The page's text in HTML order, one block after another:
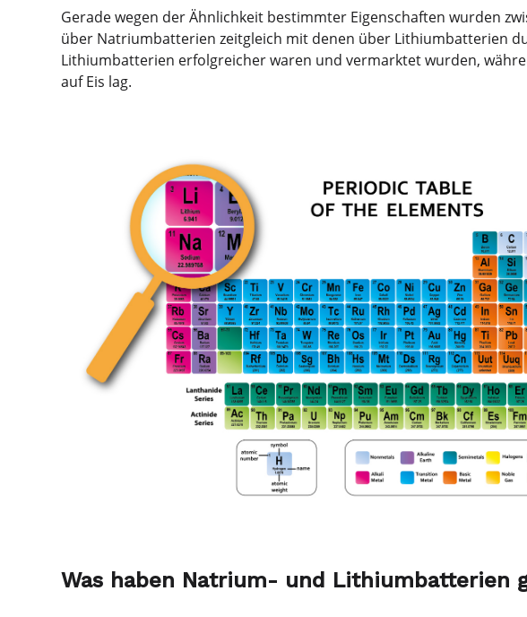
Gerade wegen der Ähnlichkeit bestimmter Eigenschaften wurden
über Natriumbatterien zeitgleich mit denen über Lithiumbatterien
Lithiumbatterien erfolgreicher waren und vermarktet wurden,
auf Eis lag.
Was haben Natrium- und Lithiumbatterien